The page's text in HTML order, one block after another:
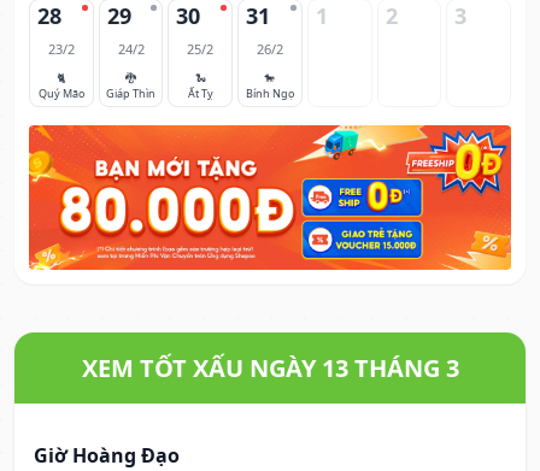
28
23/2
🐈
Quý Mão
29
24/2
🐉
Giáp Thìn
30
25/2
🐍
Ất Tỵ
31
26/2
🐎
Bính Ngọ
1 2 3
XEM TỐT XẤU NGÀY 13 THÁNG 3
Giờ Hoàng Đạo